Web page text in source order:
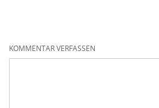
KOMMENTAR VERFASSEN